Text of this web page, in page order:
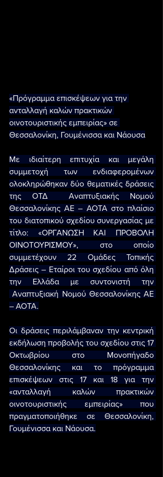
«Πρόγραμμα επισκέψεων για την
ανταλλαγή καλών πρακτικών
οινοτουριστικής εμπειρίας» σε
Θεσσαλονίκη, Γουμένισσα και Νάουσα
Με ιδιαίτερη επιτυχία και μεγάλη
συμμετοχή των ενδιαφερομένων
ολοκληρώθηκαν δύο θεματικές δράσεις
της ΟΤΔ  Αναπτυξιακής Νομού
Θεσσαλονίκης ΑΕ – ΑΟΤΑ στο πλαίσιο
του διατοπικού σχεδίου συνεργασίας με
τίτλο: «ΟΡΓΑΝΩΣΗ ΚΑΙ ΠΡΟΒΟΛΗ
ΟΙΝΟΤΟΥΡΙΣΜΟΥ», στο οποίο
συμμετέχουν 22 Ομάδες Τοπικής
Δράσεις – Εταίροι του σχεδίου από όλη
την Ελλάδα με συντονιστή την
Αναπτυξιακή Νομού Θεσσαλονίκης ΑΕ
– ΑΟΤΑ.
Οι δράσεις περιλάμβαναν την κεντρική
εκδήλωση προβολής του σχεδίου στις 17
Οκτωβρίου στο Μονοπήγαδο
Θεσσαλονίκης και το πρόγραμμα
επισκέψεων στις 17 και 18 για την
«ανταλλαγή καλών πρακτικών
οινοτουριστικής εμπειρίας» που
πραγματοποιήθηκε σε Θεσσαλονίκη,
Γουμένισσα και Νάουσα.